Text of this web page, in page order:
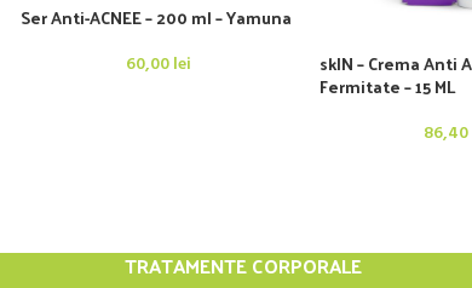
Ser Anti-ACNEE – 200 ml – Yamuna
60,00lei skIN – Crema Anti
Fermitate – 15 ML
86,40
TRATAMENTE CORPORALE